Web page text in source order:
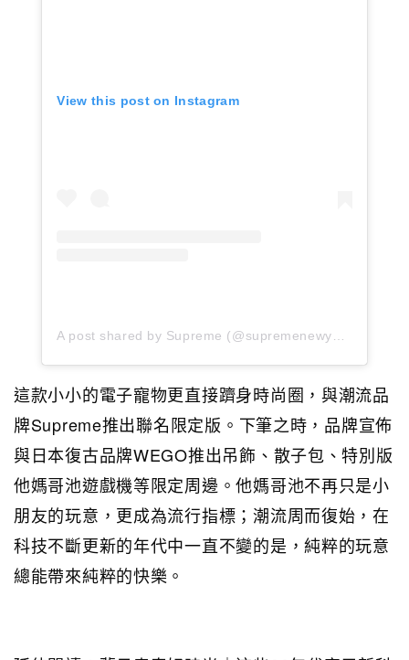
View this post on Instagram
這款小小的電子寵物更直接躋身時尚圈，與潮流品
牌Supreme推出聯名限定版。下筆之時，品牌宣佈
與日本復古品牌WEGO推出吊飾、散子包、特別版
他媽哥池遊戲機等限定周邊。他媽哥池不再只是小
朋友的玩意，更成為流行指標；潮流周而復始，在
科技不斷更新的年代中一直不變的是，純粹的玩意
總能帶來純粹的快樂。